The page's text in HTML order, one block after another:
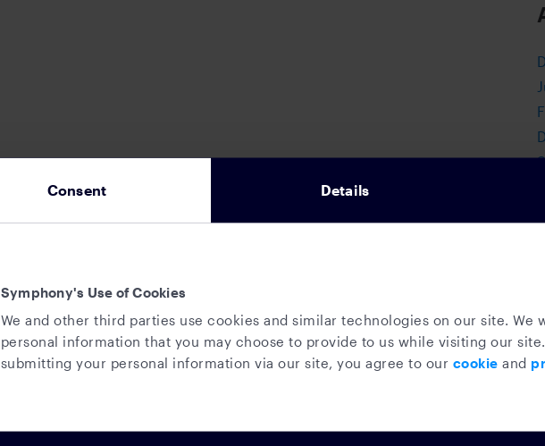
Consent Details
Symphony's Use of Cookies
We and other third parties use cookies and similar technologies on our site. We
personal information that you may choose to provide to us while visiting our
submitting your personal information via our site, you agree to our cookie and